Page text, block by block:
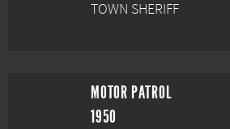
TOWN SHERIFF
MOTOR PATROL
1950